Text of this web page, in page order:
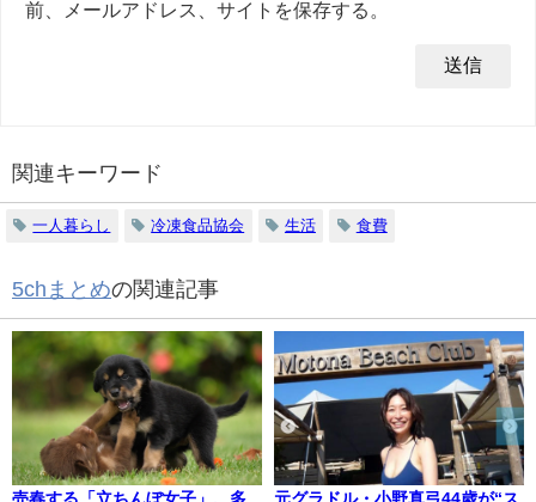
前、メールアドレス、サイトを保存する。
関連キーワード
一人暮らし 冷凍食品協会 生活 食費
5chまとめの関連記事
売春する「立ちんぼ女子」、多
元グラドル・小野真弓44歳が“ス